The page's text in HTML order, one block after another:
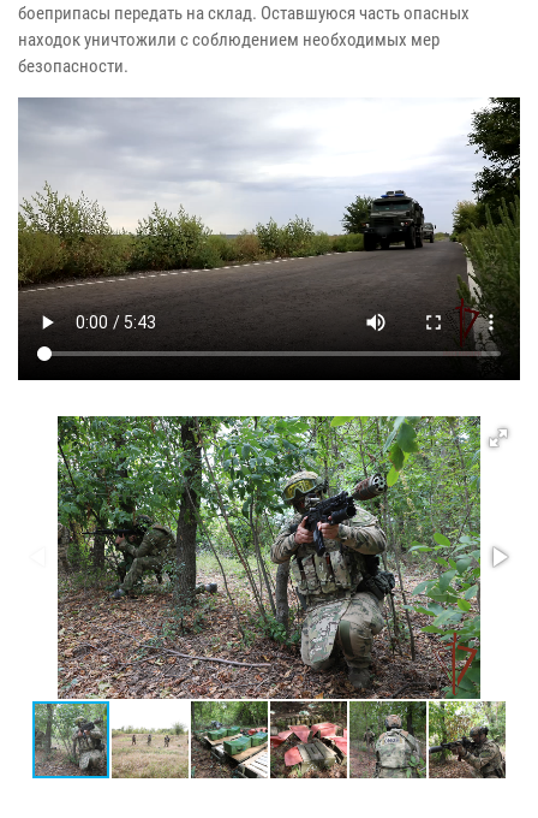
боеприпасы передать на склад. Оставшуюся часть опасных
находок уничтожили с соблюдением необходимых мер
безопасности.